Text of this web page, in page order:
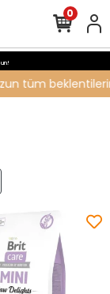
tüm beklentilerini
0